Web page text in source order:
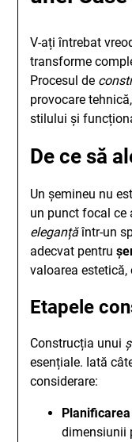
V-ați întrebat
transforme
Procesul de
provocare
stilului și
De ce să
Un șemineu nu
un punct focal ce
eleganțăîntr-un
adecvat pentru
valoarea
Etapele
Construcția unui
esențiale. Iată
considerare:
dimensiunii